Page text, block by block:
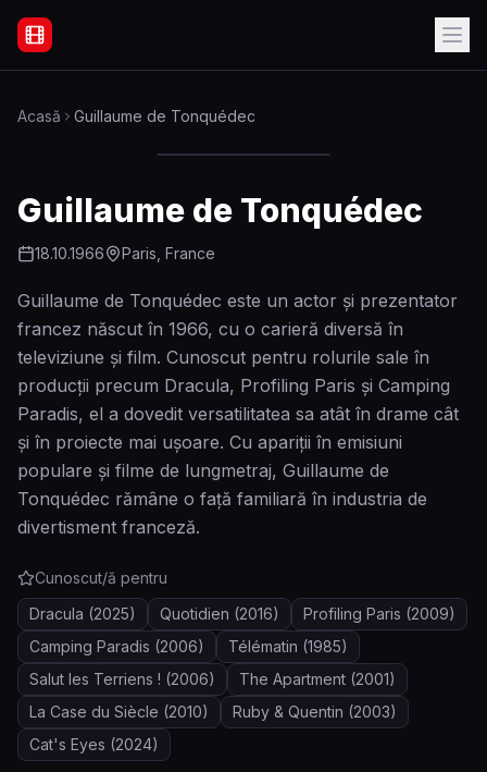
Filme Online Subtitrate - Acasă
Acasă Guillaume de Tonquédec
Guillaume de Tonquédec
18.10.1966 Paris, France
Guillaume de Tonquédec este un actor și prezentator
francez născut în 1966, cu o carieră diversă în
televiziune și film. Cunoscut pentru rolurile sale în
producții precum Dracula, Profiling Paris și Camping
Paradis, el a dovedit versatilitatea sa atât în drame cât
și în proiecte mai ușoare. Cu apariții în emisiuni
populare și filme de lungmetraj, Guillaume de
Tonquédec rămâne o față familiară în industria de
divertisment franceză.
Cunoscut/ă pentru
Dracula (2025) Quotidien (2016) Profiling Paris (2009)
Camping Paradis (2006) Télématin (1985)
Salut les Terriens ! (2006) The Apartment (2001)
La Case du Siècle (2010) Ruby & Quentin (2003)
Cat's Eyes (2024)